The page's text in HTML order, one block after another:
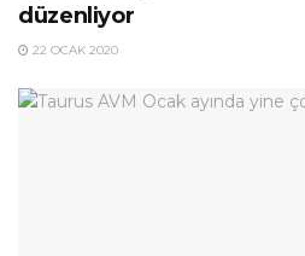
düzenliyor
22 OCAK 2020